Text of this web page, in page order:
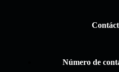
Número de